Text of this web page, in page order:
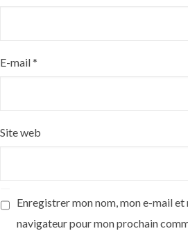
E-mail*
Site web
Enregistrer mon nom, mon e-mail et
navigateur pour mon prochain